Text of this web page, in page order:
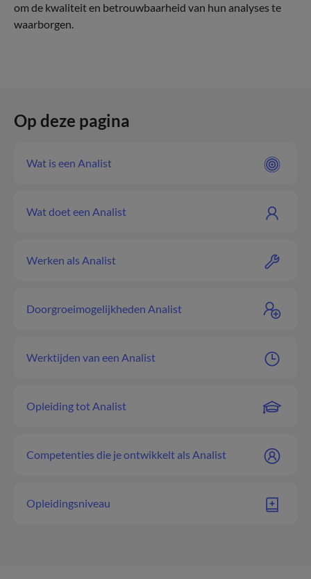
om de kwaliteit en betrouwbaarheid van hun analyses te
waarborgen.
Op deze pagina
Wat is een Analist
Wat doet een Analist
Werken als Analist
Doorgroeimogelijkheden Analist
Werktijden van een Analist
Opleiding tot Analist
Competenties die je ontwikkelt als Analist
Opleidingsniveau